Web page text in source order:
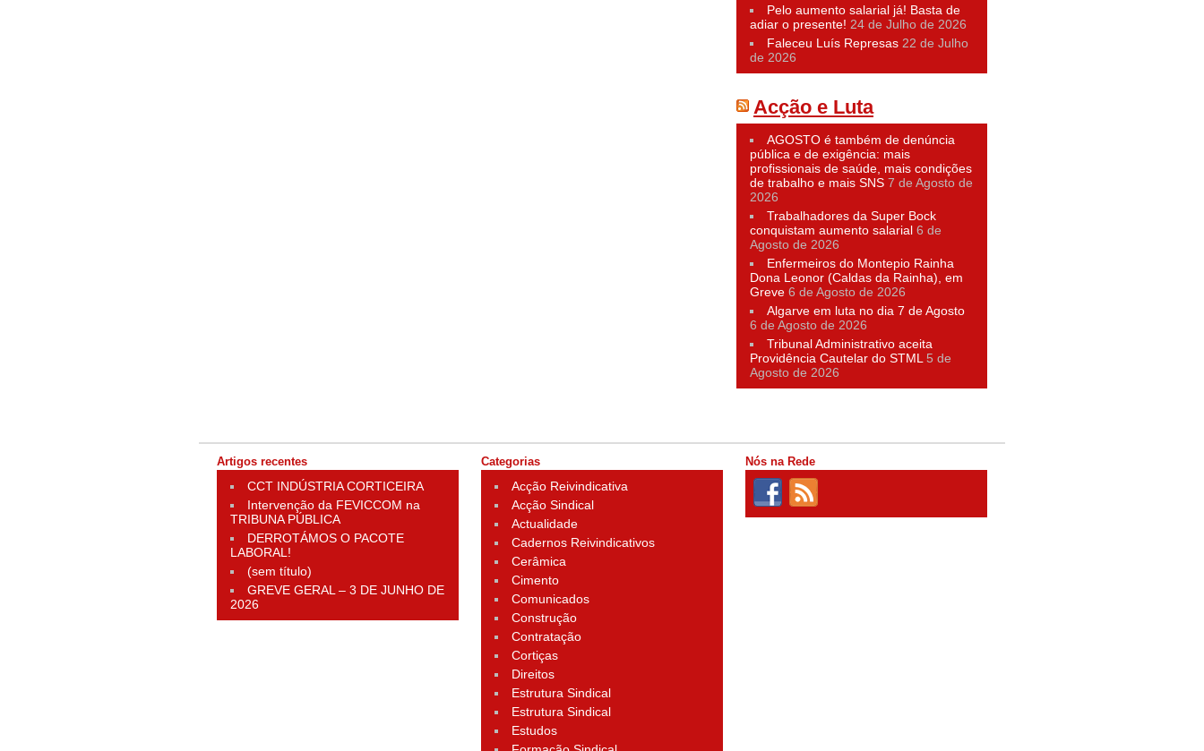
Pelo aumento salarial já! Basta de
adiar o presente! 24 de Julho de 2026
Faleceu Luís Represas 22 de Julho
de 2026
Acção e Luta
AGOSTO é também de denúncia
pública e de exigência: mais
profissionais de saúde, mais condições
de trabalho e mais SNS 7 de Agosto de
2026
Trabalhadores da Super Bock
conquistam aumento salarial 6 de
Agosto de 2026
Enfermeiros do Montepio Rainha
Dona Leonor (Caldas da Rainha), em
Greve 6 de Agosto de 2026
Algarve em luta no dia 7 de Agosto
6 de Agosto de 2026
Tribunal Administrativo aceita
Providência Cautelar do STML 5 de
Agosto de 2026
Artigos recentes
CCT INDÚSTRIA CORTICEIRA
Intervenção da FEVICCOM na
TRIBUNA PÚBLICA
DERROTÁMOS O PACOTE
LABORAL!
(sem título)
GREVE GERAL – 3 DE JUNHO DE
2026
Nós na Rede
Categorias
Acção Reivindicativa
Acção Sindical
Actualidade
Cadernos Reivindicativos
Cerâmica
Cimento
Comunicados
Construção
Contratação
Cortiças
Direitos
Estrutura Sindical
Estrutura Sindical
Estudos